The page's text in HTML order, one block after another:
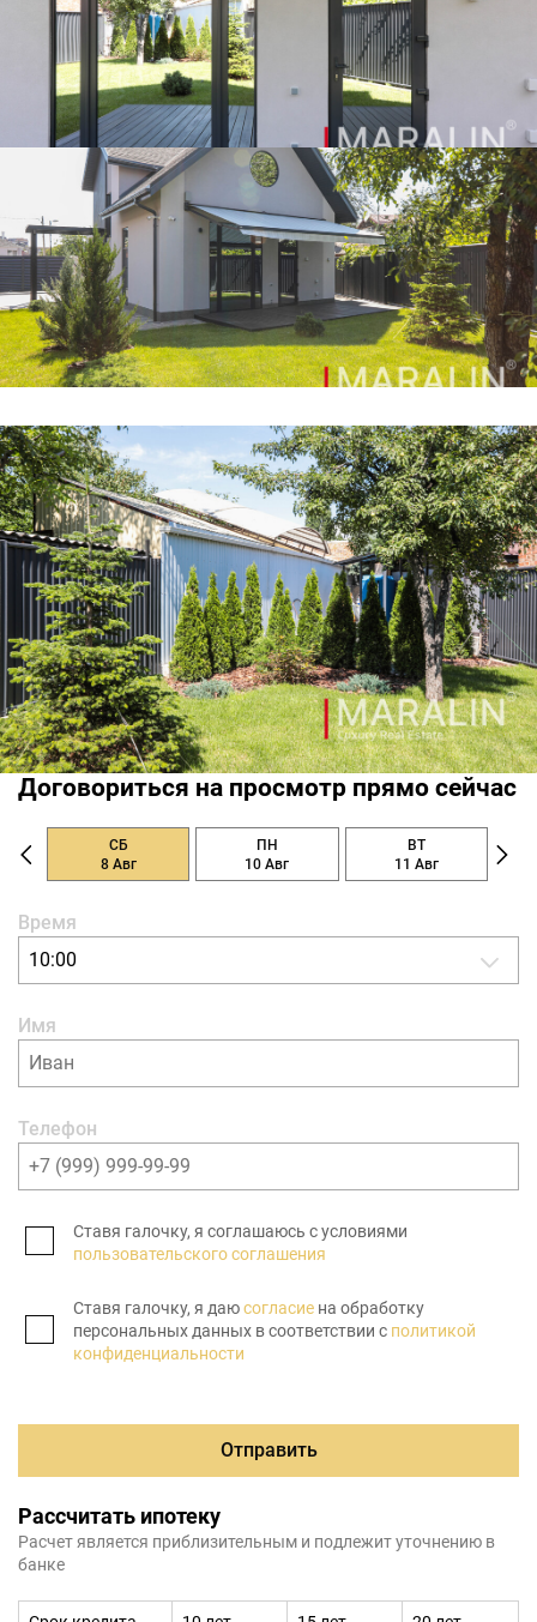
Климат-контроль: Современные коллекторы
(гребенки) для теплых полов и радиаторов позволяют
регулировать температуру в каждой комнате.
В каждой комнате организованы сплит системы от
импортного производителя Hi
Установлена дорогостоящая система обратного
осмоса на основе обратного осмоса, система
фильтрации и повысительный насос для идеального
давления и чистоты воды.
Территория и ландшафт:
Двор вымощен плиткой по бетонному основанию,
проведен автополив и высажены хвойные
насаждения. Терраса оборудована удобной маркизой -
тканевым навесом, защищающим от солнца и дождя.
Ограждение выполнено из комбинации габионов с
панелей.
Откатные ворота с автоматикой, навес на два
автомобиля, кодонаборная панель и домофон.
По периметру установлено 9 камер видеонаблюдения.
Газ подведен под землей (есть топосъемка), в дом
заведены 3 фазы электричества.
Дом имеет одного взрослого собственника, что
гарантирует быстрый и юридически чистый выход на
сделку.
Этот дом - идеальный выбор для тех, кто ценит
современные технологии, качество материалов и готов
жить в пространстве, продуманном до мелочей.
Договориться на просмотр прямо сейчас
СБ
8 Авг
ПН
10 Авг
ВТ
11 Авг
Время
10:00
Имя
Телефон
Ставя галочку, я соглашаюсь с условиями
пользовательского соглашения
Ставя галочку, я даюсогласие на обработку
персональных данных в соответствии с политикой
конфиденциальности
Отправить
Рассчитать ипотеку
Расчет является приблизительным и подлежит уточнению в
банке